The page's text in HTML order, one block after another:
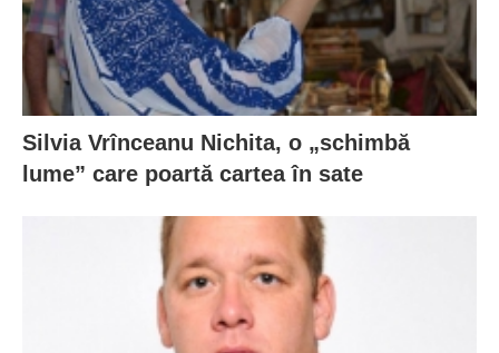
Silvia Vrînceanu Nichita, o „schimbă
lume” care poartă cartea în sate